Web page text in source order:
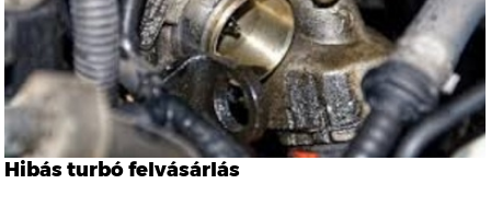
Hibás turbó felvásárlás